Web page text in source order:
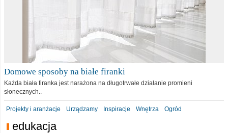
Domowe sposoby na białe firanki
Każda biała firanka jest narażona na długotrwałe działanie promieni
słonecznych..
Projekty i aranżacje Urządzamy Inspiracje Wnętrza Ogród
edukacja